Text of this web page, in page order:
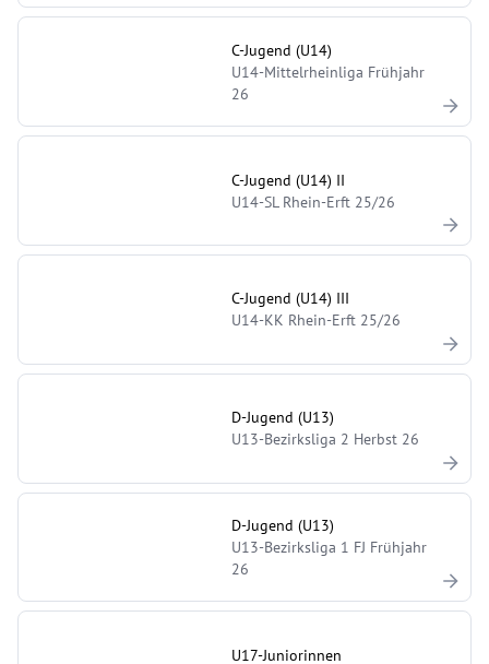
C-Jugend (U14)
U14-Mittelrheinliga Frühjahr
26
C-Jugend (U14) II
U14-SL Rhein-Erft 25/26
C-Jugend (U14) III
U14-KK Rhein-Erft 25/26
D-Jugend (U13)
U13-Bezirksliga 2 Herbst 26
D-Jugend (U13)
U13-Bezirksliga 1 FJ Frühjahr
26
U17-Juniorinnen